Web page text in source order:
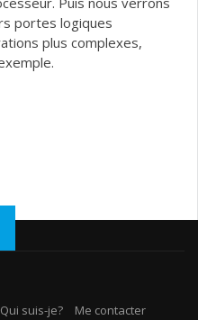
portes logiques
plus complexes,
Qui suis-je? Me contacter